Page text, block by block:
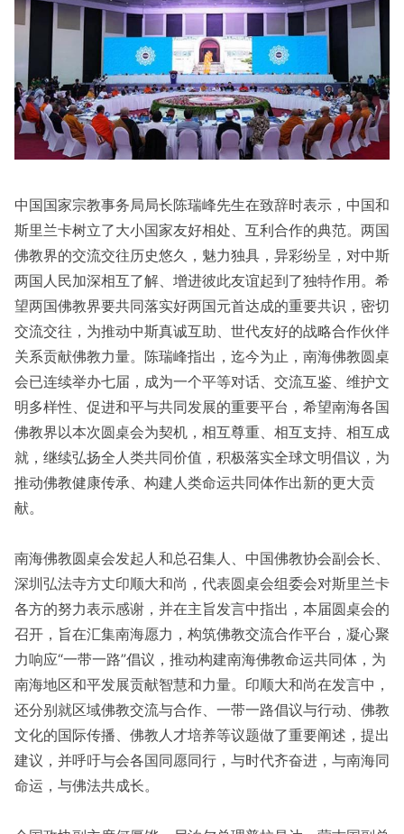
中国国家宗教事务局局长陈瑞峰先生在致辞时表示，中国和
斯里兰卡树立了大小国家友好相处、互利合作的典范。两国
佛教界的交流交往历史悠久，魅力独具，异彩纷呈，对中斯
两国人民加深相互了解、增进彼此友谊起到了独特作用。希
望两国佛教界要共同落实好两国元首达成的重要共识，密切
交流交往，为推动中斯真诚互助、世代友好的战略合作伙伴
关系贡献佛教力量。陈瑞峰指出，迄今为止，南海佛教圆桌
会已连续举办七届，成为一个平等对话、交流互鉴、维护文
明多样性、促进和平与共同发展的重要平台，希望南海各国
佛教界以本次圆桌会为契机，相互尊重、相互支持、相互成
就，继续弘扬全人类共同价值，积极落实全球文明倡议，为
推动佛教健康传承、构建人类命运共同体作出新的更大贡
献。
南海佛教圆桌会发起人和总召集人、中国佛教协会副会长、
深圳弘法寺方丈印顺大和尚，代表圆桌会组委会对斯里兰卡
各方的努力表示感谢，并在主旨发言中指出，本届圆桌会的
召开，旨在汇集南海愿力，构筑佛教交流合作平台，凝心聚
力响应“一带一路”倡议，推动构建南海佛教命运共同体，为
南海地区和平发展贡献智慧和力量。印顺大和尚在发言中，
还分别就区域佛教交流与合作、一带一路倡议与行动、佛教
文化的国际传播、佛教人才培养等议题做了重要阐述，提出
建议，并呼吁与会各国同愿同行，与时代齐奋进，与南海同
命运，与佛法共成长。